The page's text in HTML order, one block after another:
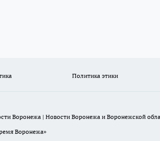
Политика этики
Воронежа | Новости Воронежа и Воронежской
Воронежа»